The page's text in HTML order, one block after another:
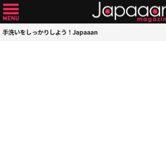
手洗いをしっかりしよう！Japaaan